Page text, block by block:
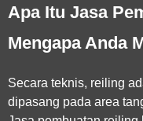
Apa Itu Jasa
Mengapa Anda
Secara teknis, reiling
dipasang pada area